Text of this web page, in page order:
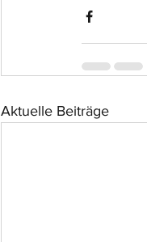
Aktuelle Beiträge